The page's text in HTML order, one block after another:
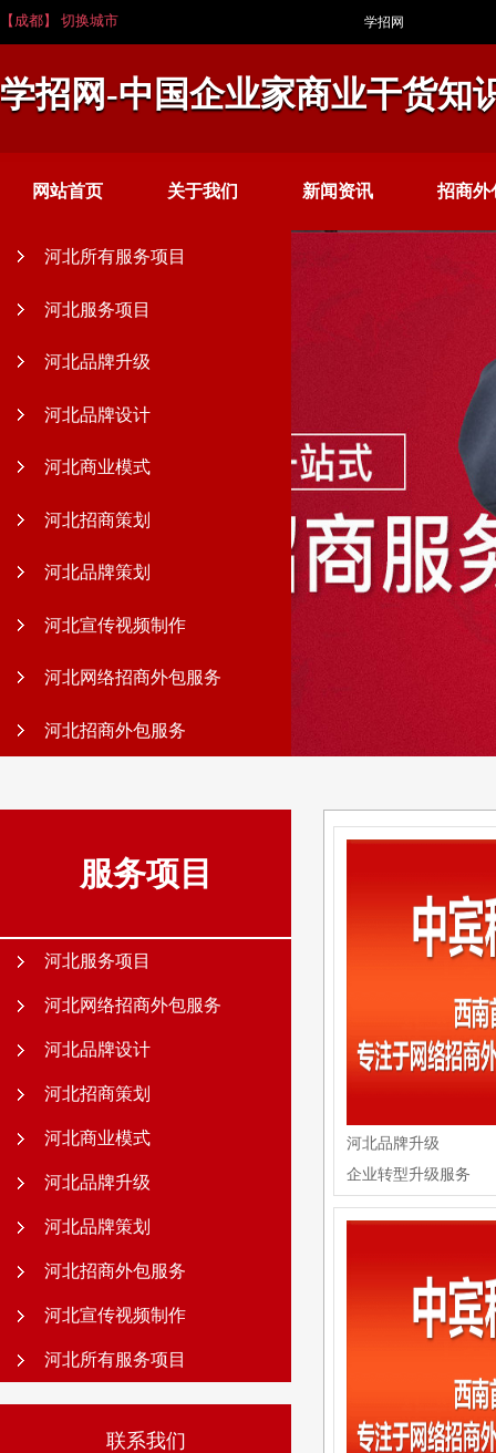
【成都】 切换城市 学招网
学招网-中国企业家商业干货知
网站首页 关于我们 新闻资讯 招商外
河北所有服务项目
河北服务项目
河北品牌升级
河北品牌设计
河北商业模式
河北招商策划
河北品牌策划
河北宣传视频制作
河北网络招商外包服务
河北招商外包服务
服务项目
河北服务项目
河北网络招商外包服务
河北品牌设计
河北招商策划
河北商业模式
河北品牌升级
河北品牌策划
河北招商外包服务
河北宣传视频制作
河北所有服务项目
联系我们
河北品牌升级
企业转型升级服务